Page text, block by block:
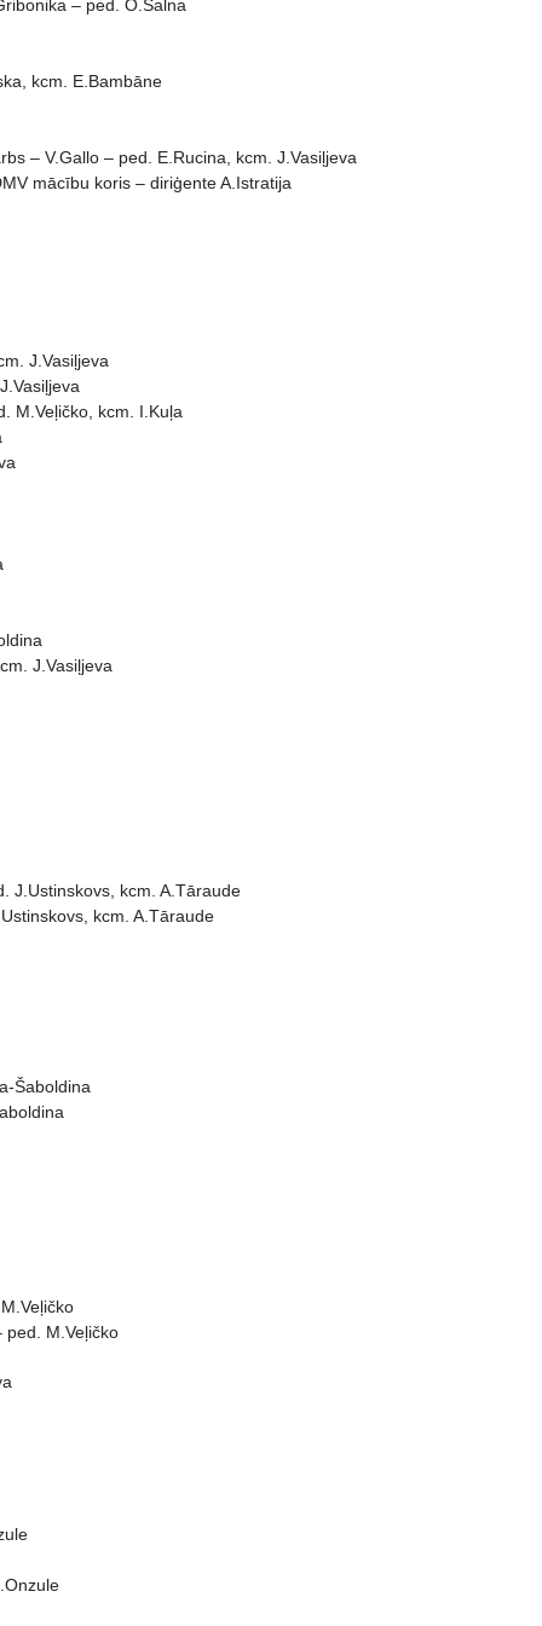
– ped. O.Salna
kcm. E.Bambāne
– V.Gallo – ped. E.Rucina, kcm. J.Vasiļjeva
mācību koris – diriģente A.Istratija
J.Vasiļjeva
M.Veļičko, kcm. I.Kuļa
J.Vasiļjeva
J.Ustinskovs, kcm. A.Tāraude
kcm. A.Tāraude
Šaboldina
ped. M.Veļičko